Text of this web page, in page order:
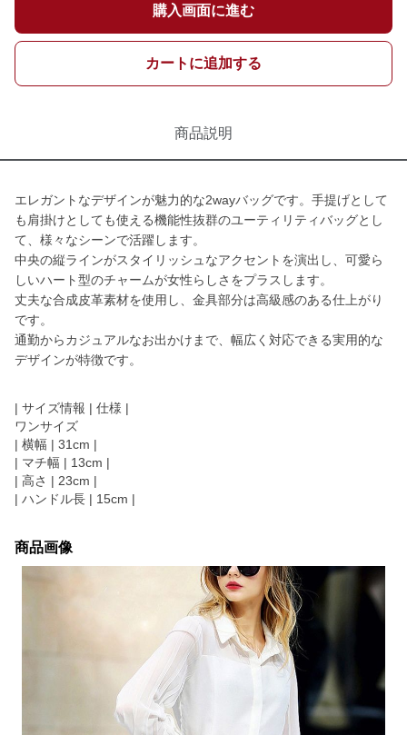
購入画面に進む
カートに追加する
商品説明
エレガントなデザインが魅力的な2wayバッグです。手提げとして
も肩掛けとしても使える機能性抜群のユーティリティバッグとし
て、様々なシーンで活躍します。
中央の縦ラインがスタイリッシュなアクセントを演出し、可愛ら
しいハート型のチャームが女性らしさをプラスします。
丈夫な合成皮革素材を使用し、金具部分は高級感のある仕上がり
です。
通勤からカジュアルなお出かけまで、幅広く対応できる実用的な
デザインが特徴です。
| サイズ情報 | 仕様 |
ワンサイズ
| 横幅 | 31cm |
| マチ幅 | 13cm |
| 高さ | 23cm |
| ハンドル長 | 15cm |
商品画像